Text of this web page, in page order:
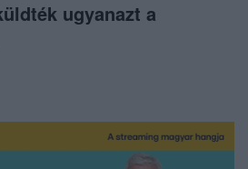
ugyanazt a